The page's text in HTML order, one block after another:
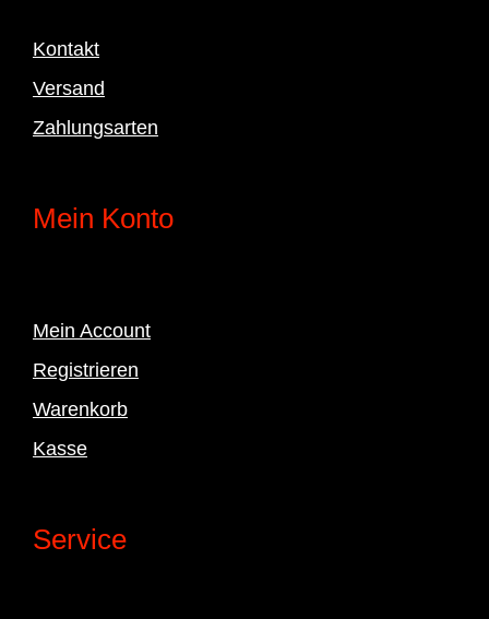
Kontakt
Versand
Zahlungsarten
Mein Konto
Mein Account
Registrieren
Warenkorb
Kasse
Service